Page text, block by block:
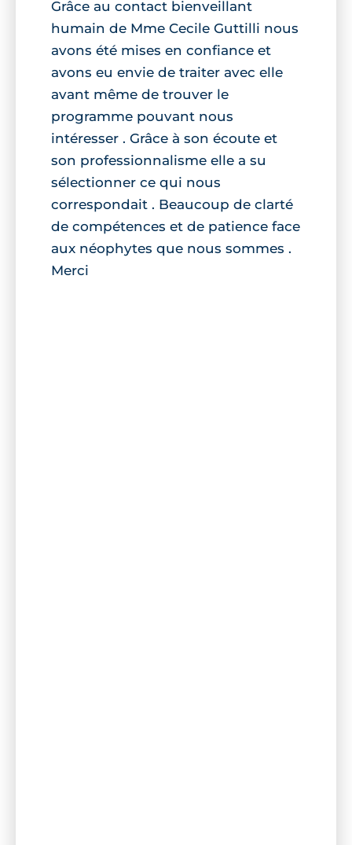
Grâce au contact bienveillant
humain de Mme Cecile Guttilli nous
avons été mises en confiance et
avons eu envie de traiter avec elle
avant même de trouver le
programme pouvant nous
intéresser . Grâce à son écoute et
son professionnalisme elle a su
sélectionner ce qui nous
correspondait . Beaucoup de clarté
de compétences et de patience face
aux néophytes que nous sommes .
Merci